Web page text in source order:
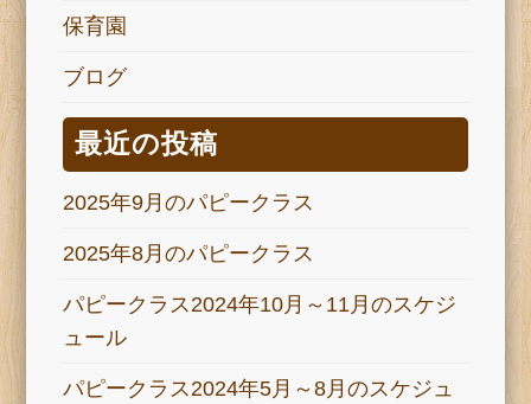
保育園
ブログ
最近の投稿
2025年9月のパピークラス
2025年8月のパピークラス
パピークラス2024年10月～11月のスケジ
ュール
パピークラス2024年5月～8月のスケジュ